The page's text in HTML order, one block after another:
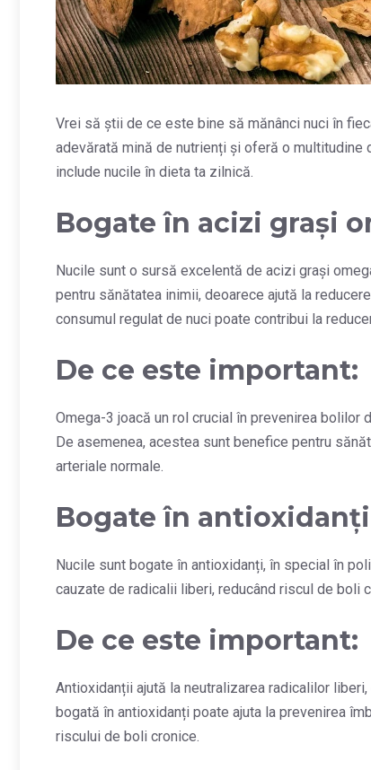
Vrei să știi de ce este bine să mănânci nuci în
adevărată mină de nutrienți și oferă o
include nucile în dieta ta zilnică.
Bogate în acizi grași
Nucile sunt o sursă excelentă de acizi grași
pentru sănătatea inimii, deoarece ajută la
consumul regulat de nuci poate contribui la
De ce este important:
Omega-3 joacă un rol crucial în prevenirea
De asemenea, acestea sunt benefice pentru
arteriale normale.
Bogate în antioxidanți
Nucile sunt bogate în antioxidanți, în special în
cauzate de radicalii liberi, reducând riscul de boli
De ce este important:
Antioxidanții ajută la neutralizarea radicalilor
bogată în antioxidanți poate ajuta la prevenirea
riscului de boli cronice.